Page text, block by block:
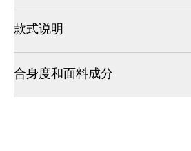
款式说明
合身度和面料成分